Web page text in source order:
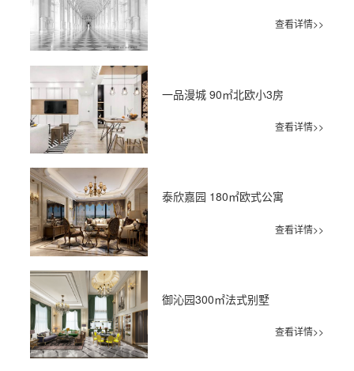
查看详情>>
一品漫城 90㎡北欧小3房
查看详情>>
泰欣嘉园 180㎡欧式公寓
查看详情>>
御沁园300㎡法式别墅
查看详情>>